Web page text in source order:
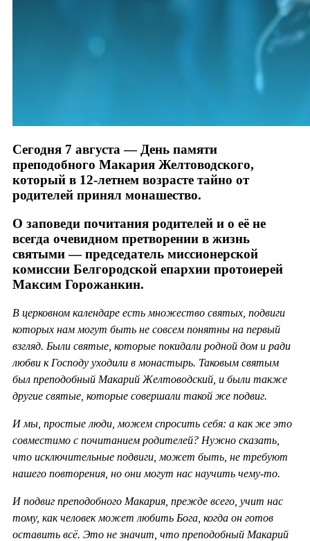
Сегодня 7 августа — День памяти
преподобного Макария Желтоводского,
который в 12-летнем возрасте тайно от
родителей принял монашество.
О заповеди почитания родителей и о её не
всегда очевидном претворении в жизнь
святыми — председатель миссионерской
комиссии Белгородской епархии протоиерей
Максим Горожанкин.
В церковном календаре есть множество святых, подвиги
которых нам могут быть не совсем понятны на первый
взгляд. Были святые, которые покидали родной дом и ради
любви к Господу уходили в монастырь. Таковым святым
был преподобный Макарий Желтоводский, и были также
другие святые, которые совершали такой же подвиг.
И мы, простые люди, можем спросить себя: а как же это
совместимо с почитанием родителей? Нужно сказать,
что исключительные подвиги, может быть, не требуют
нашего повторения, но они могут нас научить чему-то.
И подвиг преподобного Макария, прежде всего, учит нас
тому, как человек может любить Бога, когда он готов
оставить всё. Это не значит, что преподобный Макарий